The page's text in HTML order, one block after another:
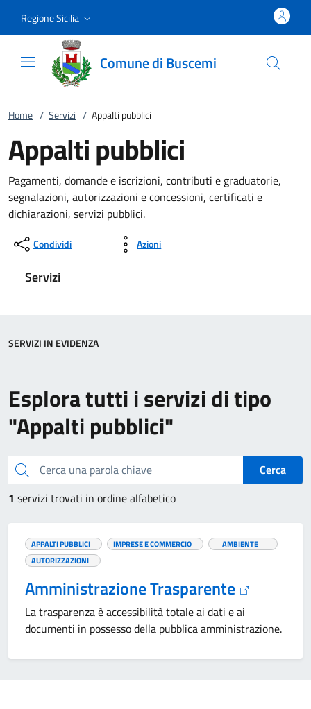
Regione Sicilia
Comune di Buscemi
Home / Servizi / Appalti pubblici
Appalti pubblici
Pagamenti, domande e iscrizioni, contributi e graduatorie,
segnalazioni, autorizzazioni e concessioni, certificati e
dichiarazioni, servizi pubblici.
Condividi Azioni
Servizi
Esplora tutti i servizi di tipo
"Appalti pubblici"
Cerca una parola chiave
Cerca
1 servizi trovati in ordine alfabetico
APPALTI PUBBLICI IMPRESE E COMMERCIO
AMBIENTE
AUTORIZZAZIONI
Amministrazione Trasparente
La trasparenza è accessibilità totale ai dati e ai
documenti in possesso della pubblica amministrazione.
SERVIZI IN EVIDENZA